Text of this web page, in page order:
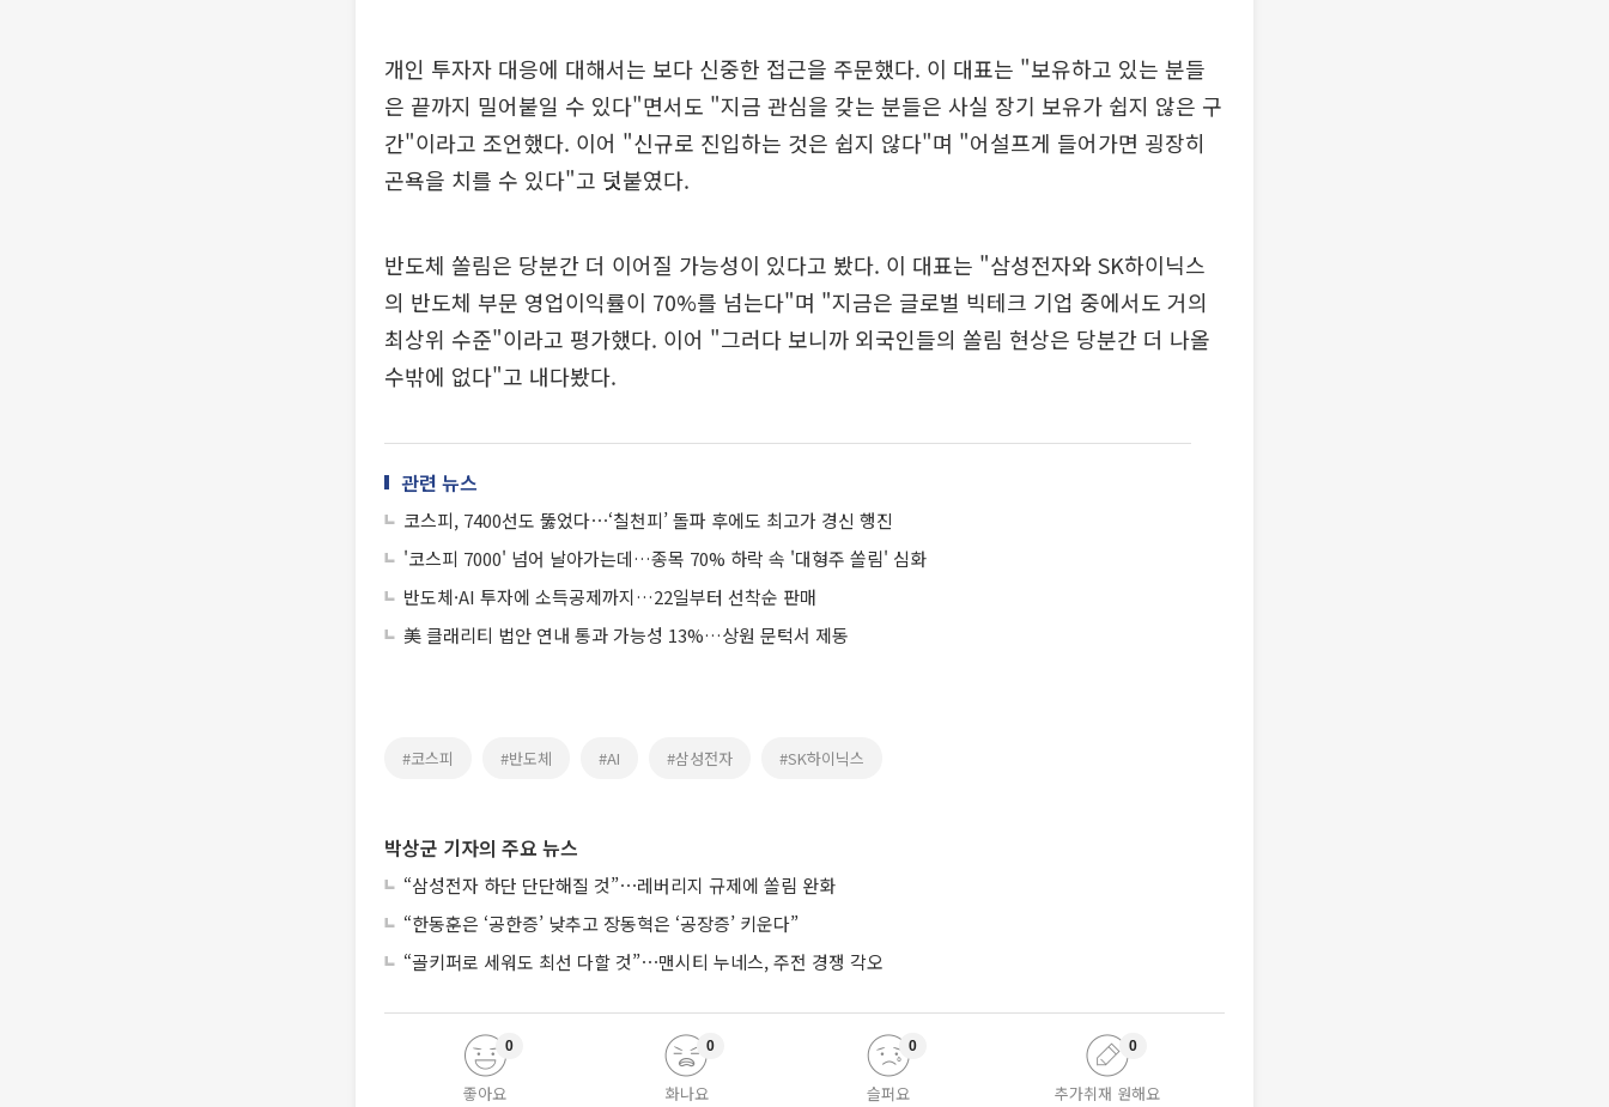
개인 투자자 대응에 대해서는 보다 신중한 접근을 주문했다. 이 대표는 "보유하고 있는 분들
은 끝까지 밀어붙일 수 있다"면서도 "지금 관심을 갖는 분들은 사실 장기 보유가 쉽지 않은 구
간"이라고 조언했다. 이어 "신규로 진입하는 것은 쉽지 않다"며 "어설프게 들어가면 굉장히
곤욕을 치를 수 있다"고 덧붙였다.
반도체 쏠림은 당분간 더 이어질 가능성이 있다고 봤다. 이 대표는 "삼성전자와 SK하이닉스
의 반도체 부문 영업이익률이 70%를 넘는다"며 "지금은 글로벌 빅테크 기업 중에서도 거의
최상위 수준"이라고 평가했다. 이어 "그러다 보니까 외국인들의 쏠림 현상은 당분간 더 나올
수밖에 없다"고 내다봤다.
관련 뉴스
코스피, 7400선도 뚫었다⋯‘칠천피’ 돌파 후에도 최고가 경신 행진
'코스피 7000' 넘어 날아가는데…종목 70% 하락 속 '대형주 쏠림' 심화
반도체·AI 투자에 소득공제까지…22일부터 선착순 판매
美 클래리티 법안 연내 통과 가능성 13%…상원 문턱서 제동
#코스피 #반도체 #AI #삼성전자 #SK하이닉스
박상군 기자의 주요 뉴스
“삼성전자 하단 단단해질 것”⋯레버리지 규제에 쏠림 완화
“한동훈은 ‘공한증’ 낮추고 장동혁은 ‘공장증’ 키운다”
“골키퍼로 세워도 최선 다할 것”⋯맨시티 누네스, 주전 경쟁 각오
좋아요
0
화나요
0
슬퍼요
0
추가취재 원해요
0